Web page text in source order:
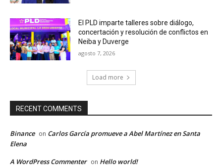
El PLD imparte talleres sobre diálogo,
concertación y resolución de conflictos en
Neiba y Duverge
agosto 7, 2026
Load more
RECENT COMMENTS
Binance on Carlos García promueve a Abel Martínez en Santa
Elena
A WordPress Commenter on Hello world!